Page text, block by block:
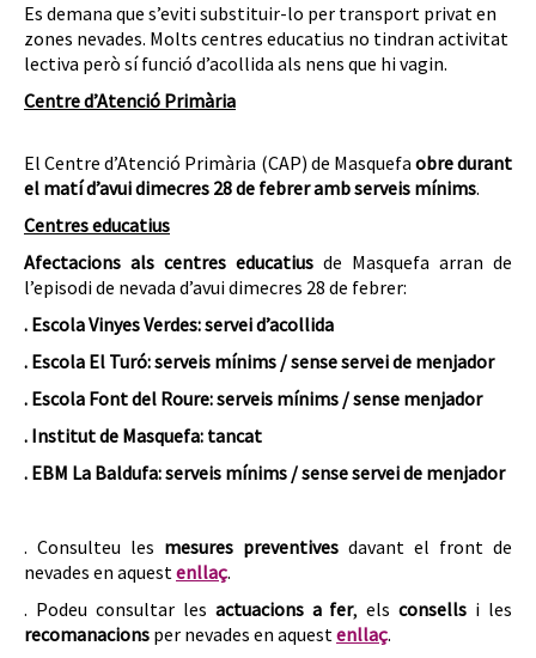
Es demana que s’eviti substituir-lo per transport privat en
zones nevades. Molts centres educatius no tindran activitat
lectiva però sí funció d’acollida als nens que hi vagin.
Centre d’Atenció Primària
El Centre d’Atenció Primària (CAP) de Masquefa obre durant
el matí d’avui dimecres 28 de febrer amb serveis mínims.
Centres educatius
Afectacions als centres educatius de Masquefa arran de
l’episodi de nevada d’avui dimecres 28 de febrer:
. Escola Vinyes Verdes: servei d’acollida
. Escola El Turó: serveis mínims / sense servei de menjador
. Escola Font del Roure: serveis mínims / sense menjador
. Institut de Masquefa: tancat
. EBM La Baldufa: serveis mínims / sense servei de menjador
. Consulteu les mesures preventives davant el front de
nevades en aquestenllaç.
. Podeu consultar les actuacions a fer, elsconsells i les
recomanacions per nevades en aquestenllaç.